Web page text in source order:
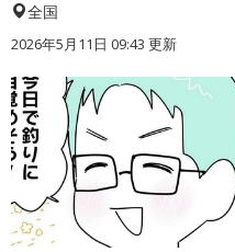
全国
2026年5月11日 09:43 更新